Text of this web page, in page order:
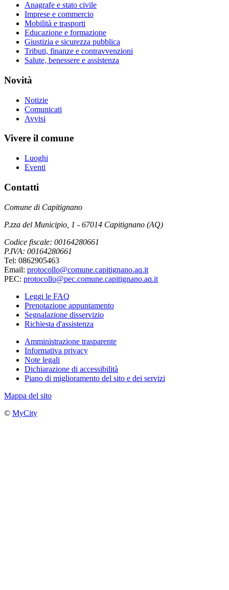
Anagrafe e stato civile
Imprese e commercio
Mobilità e trasporti
Educazione e formazione
Giustizia e sicurezza pubblica
Tributi, finanze e contravvenzioni
Salute, benessere e assistenza
Novità
Notizie
Comunicati
Avvisi
Vivere il comune
Luoghi
Eventi
Contatti
Comune di Capitignano
P.zza del Municipio, 1 - 67014 Capitignano (AQ)
Codice fiscale: 00164280661
P.IVA: 00164280661
Tel: 0862905463
Email: protocollo@comune.capitignano.aq.it
PEC: protocollo@pec.comune.capitignano.aq.it
Leggi le FAQ
Prenotazione appuntamento
Segnalazione disservizio
Richiesta d'assistenza
Amministrazione trasparente
Informativa privacy
Note legali
Dichiarazione di accessibilità
Piano di miglioramento del sito e dei servizi
Mappa del sito
© MyCity